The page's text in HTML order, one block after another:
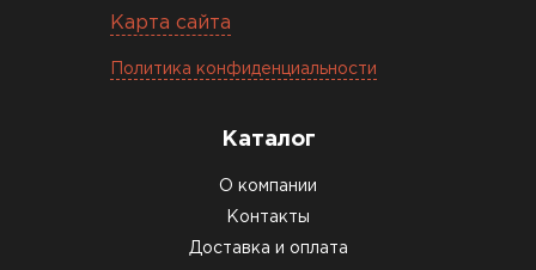
Карта сайта
Политика конфиденциальности
Каталог
О компании
Контакты
Доставка и оплата
Рулонная кровля Брит